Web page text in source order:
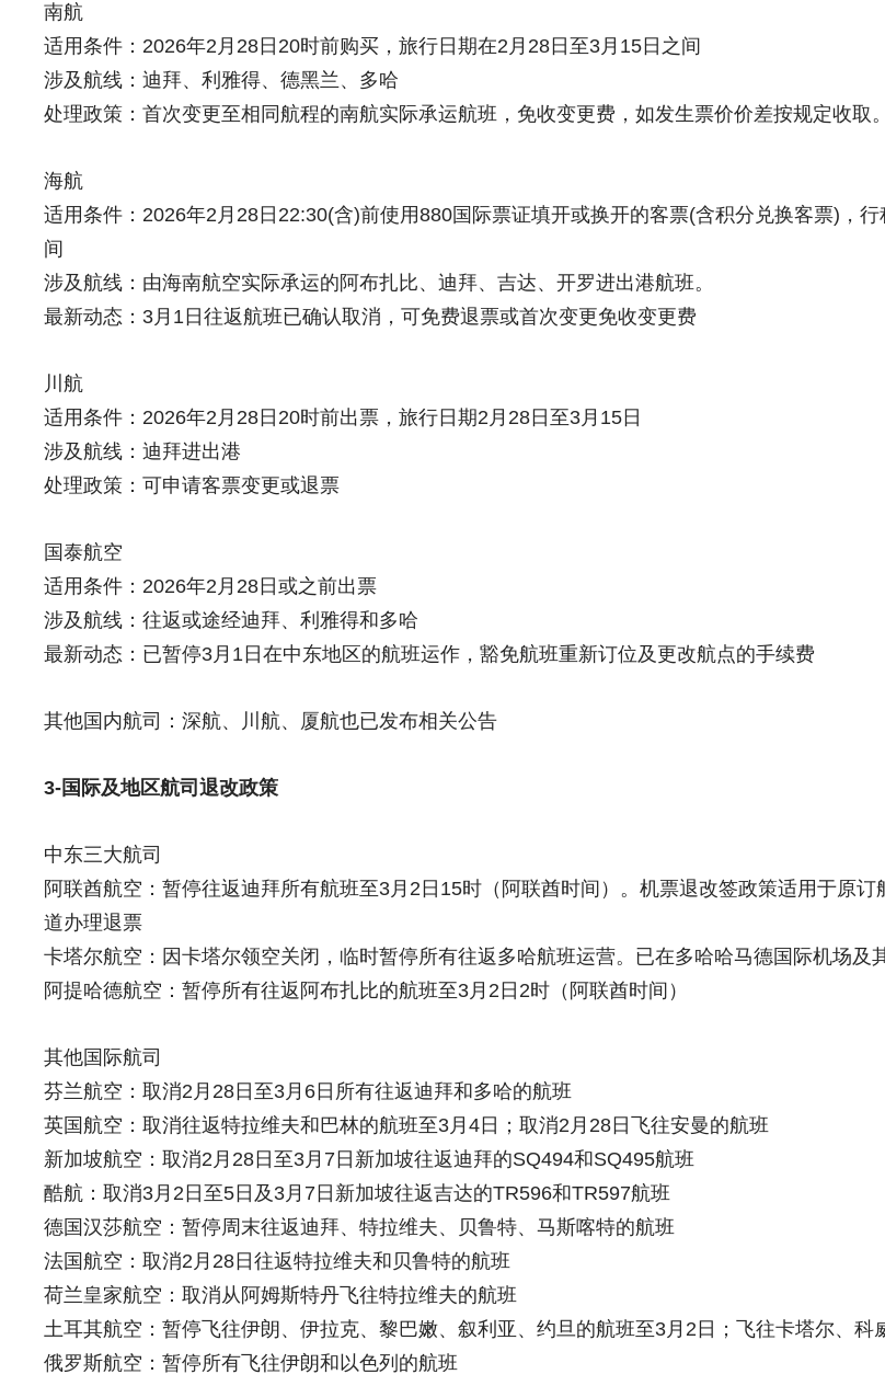
南航
适用条件：2026年2月28日20时前购买，旅行日期在2月28日至3月15日之间
涉及航线：迪拜、利雅得、德黑兰、多哈
处理政策：首次变更至相同航程的南航实际承运航班，免收变更费，如发生票价价差按规定收取
海航
适用条件：2026年2月28日22:30(含)前使用880国际票证填开或换开的客票(含积分兑换客票)，
间
涉及航线：由海南航空实际承运的阿布扎比、迪拜、吉达、开罗进出港航班。
最新动态：3月1日往返航班已确认取消，可免费退票或首次变更免收变更费
川航
适用条件：2026年2月28日20时前出票，旅行日期2月28日至3月15日
涉及航线：迪拜进出港
处理政策：可申请客票变更或退票
国泰航空
适用条件：2026年2月28日或之前出票
涉及航线：往返或途经迪拜、利雅得和多哈
最新动态：已暂停3月1日在中东地区的航班运作，豁免航班重新订位及更改航点的手续费
其他国内航司：深航、川航、厦航也已发布相关公告
3-国际及地区航司退改政策
中东三大航司
阿联酋航空：暂停往返迪拜所有航班至3月2日15时（阿联酋时间）。机票退改签政策适用于原
道办理退票
卡塔尔航空：因卡塔尔领空关闭，临时暂停所有往返多哈航班运营。已在多哈哈马德国际机场及
阿提哈德航空：暂停所有往返阿布扎比的航班至3月2日2时（阿联酋时间）
其他国际航司
芬兰航空：取消2月28日至3月6日所有往返迪拜和多哈的航班
英国航空：取消往返特拉维夫和巴林的航班至3月4日；取消2月28日飞往安曼的航班
新加坡航空：取消2月28日至3月7日新加坡往返迪拜的SQ494和SQ495航班
酷航：取消3月2日至5日及3月7日新加坡往返吉达的TR596和TR597航班
德国汉莎航空：暂停周末往返迪拜、特拉维夫、贝鲁特、马斯喀特的航班
法国航空：取消2月28日往返特拉维夫和贝鲁特的航班
荷兰皇家航空：取消从阿姆斯特丹飞往特拉维夫的航班
土耳其航空：暂停飞往伊朗、伊拉克、黎巴嫩、叙利亚、约旦的航班至3月2日；飞往卡塔尔、
俄罗斯航空：暂停所有飞往伊朗和以色列的航班